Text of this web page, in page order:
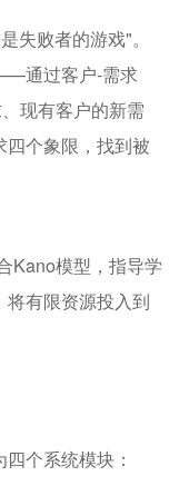
失败者的游戏"。
通过客户-需求
现有客户的新需
个象限，找到被
Kano模型，指导学
将有限资源投入到
个系统模块：